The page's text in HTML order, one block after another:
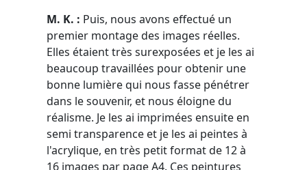
M. K. : Puis, nous avons effectué un
premier montage des images réelles.
Elles étaient très surexposées et je les ai
beaucoup travaillées pour obtenir une
bonne lumière qui nous fasse pénétrer
dans le souvenir, et nous éloigne du
réalisme. Je les ai imprimées ensuite en
semi transparence et je les ai peintes à
l'acrylique, en très petit format de 12 à
16 images par page A4. Ces peintures